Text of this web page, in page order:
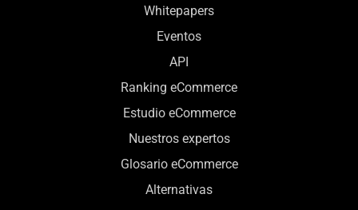
Whitepapers
Eventos
API
Ranking eCommerce
Estudio eCommerce
Nuestros expertos
Glosario eCommerce
Alternativas